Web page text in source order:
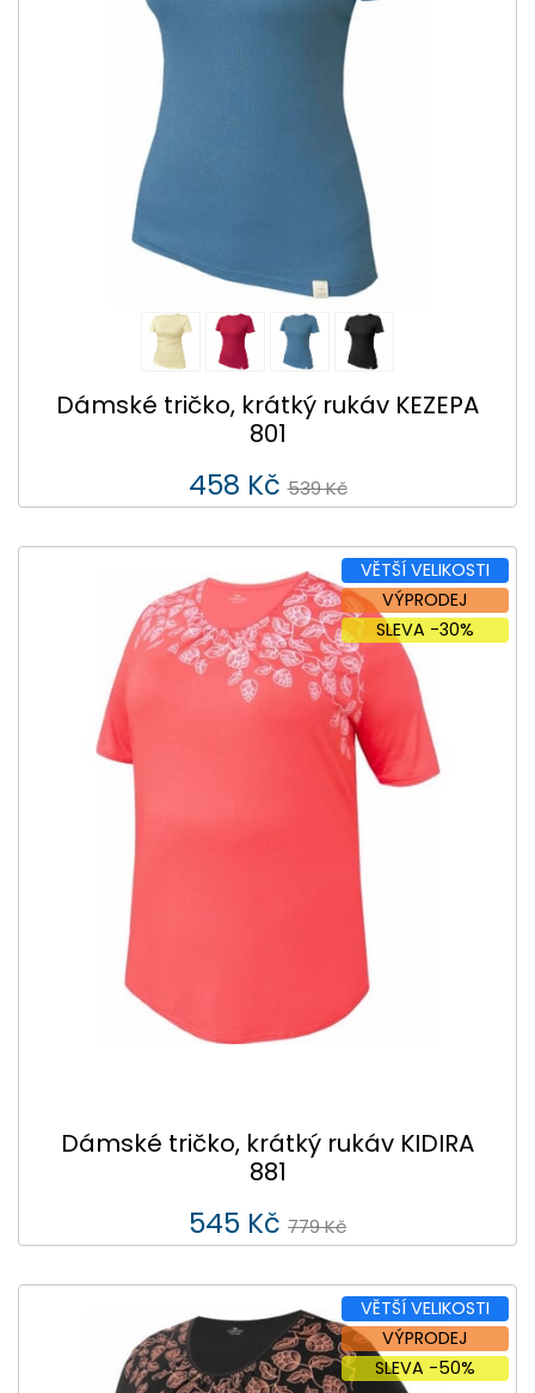
Dámské tričko, krátký rukáv KEZEPA
801
458 Kč 539 Kč
VĚTŠÍ VELIKOSTI
VÝPRODEJ
SLEVA -30%
Dámské tričko, krátký rukáv KIDIRA
881
545 Kč 779 Kč
VĚTŠÍ VELIKOSTI
VÝPRODEJ
SLEVA -50%